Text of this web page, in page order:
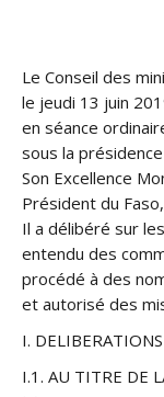
Le Conseil des
le jeudi 13 juin
en séance
sous la
Son Excellence
Président du
Il a délibéré sur
entendu des
procédé à des
et autorisé des
I. DELIBERATIONS
I.1. AU TITRE DE